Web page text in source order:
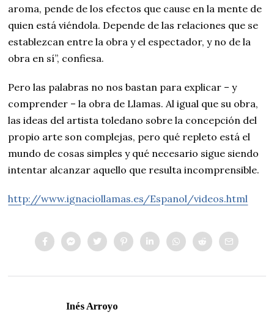
aroma, pende de los efectos que cause en la mente de
quien está viéndola. Depende de las relaciones que se
establezcan entre la obra y el espectador, y no de la
obra en sí”, confiesa.
Pero las palabras no nos bastan para explicar – y
comprender – la obra de Llamas. Al igual que su obra,
las ideas del artista toledano sobre la concepción del
propio arte son complejas, pero qué repleto está el
mundo de cosas simples y qué necesario sigue siendo
intentar alcanzar aquello que resulta incomprensible.
http://www.ignaciollamas.es/Espanol/videos.html
Inés Arroyo